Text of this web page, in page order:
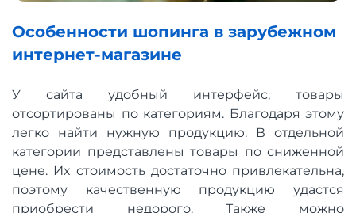
Особенности шопинга в зарубежном
интернет-магазине
У сайта удобный интерфейс, товары
отсортированы по категориям. Благодаря этому
легко найти нужную продукцию. В отдельной
категории представлены товары по сниженной
цене. Их стоимость достаточно привлекательна,
поэтому качественную продукцию удастся
приобрести недорого. Также можно